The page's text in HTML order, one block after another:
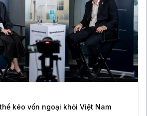
quá mỏng đang thách thức tăng